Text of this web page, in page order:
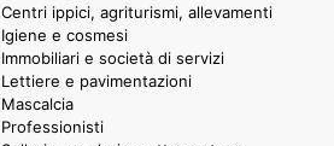
Centri ippici, agriturismi, allevamenti
Igiene e cosmesi
Immobiliari e società di servizi
Lettiere e pavimentazioni
Mascalcia
Professionisti